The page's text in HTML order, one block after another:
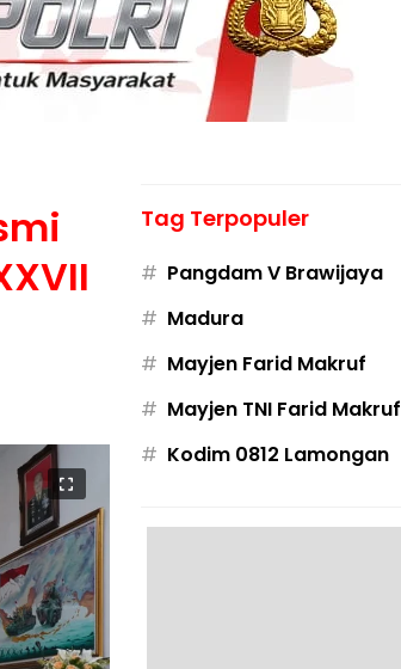
Tag Terpopuler
# Pangdam V Brawijaya
# Madura
# Mayjen Farid Makruf
# Mayjen TNI Farid Makruf
# Kodim 0812 Lamongan